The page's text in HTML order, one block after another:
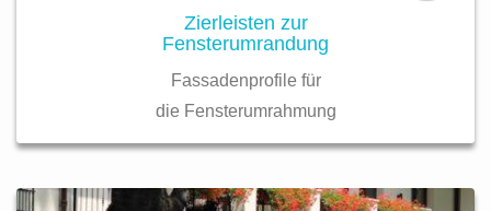
Zierleisten zur
Fensterumrandung
Fassadenprofile für
die Fensterumrahmung